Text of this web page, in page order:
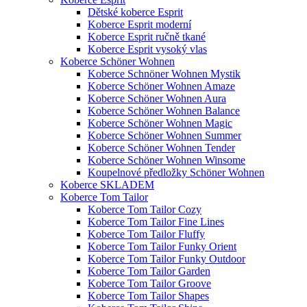
Dětské koberce Esprit
Koberce Esprit moderní
Koberce Esprit ručně tkané
Koberce Esprit vysoký vlas
Koberce Schöner Wohnen
Koberce Schnöner Wohnen Mystik
Koberce Schöner Wohnen Amaze
Koberce Schöner Wohnen Aura
Koberce Schöner Wohnen Balance
Koberce Schöner Wohnen Magic
Koberce Schöner Wohnen Summer
Koberce Schöner Wohnen Tender
Koberce Schöner Wohnen Winsome
Koupelnové předložky Schöner Wohnen
Koberce SKLADEM
Koberce Tom Tailor
Koberce Tom Tailor Cozy
Koberce Tom Tailor Fine Lines
Koberce Tom Tailor Fluffy
Koberce Tom Tailor Funky Orient
Koberce Tom Tailor Funky Outdoor
Koberce Tom Tailor Garden
Koberce Tom Tailor Groove
Koberce Tom Tailor Shapes